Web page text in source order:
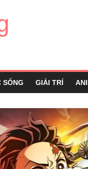
SỐNG GIẢI TRÍ